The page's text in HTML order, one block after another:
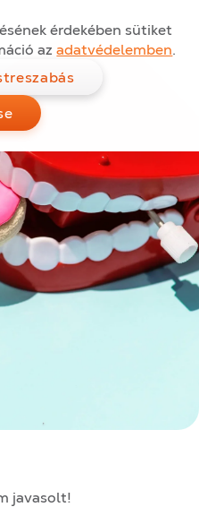
érdekében sütiket
azadatvédelemben.
javasolt!